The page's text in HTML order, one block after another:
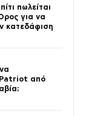
πωλείται
για να
κατεδάφιση
Patriot από